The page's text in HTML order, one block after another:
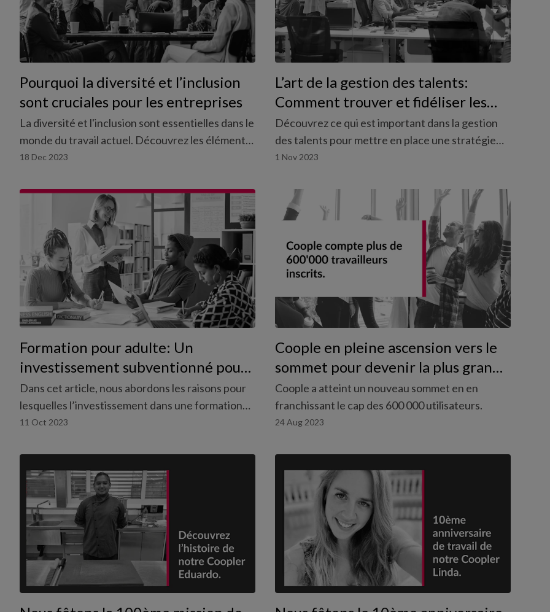
Pourquoi la diversité et l’inclusion
sont cruciales pour les entreprises
La diversité et l'inclusion sont essentielles dans le
monde du travail actuel. Découvrez les éléments
les plus importants à ce sujet.
18 Dec 2023
L’art de la gestion des talents:
Comment trouver et fidéliser les
meilleures employées
Découvrez ce qui est important dans la gestion
des talents pour mettre en place une stratégie
efficace de développement des collaborateurs.
1 Nov 2023
Formation pour adulte: Un
investissement subventionné pour
les travailleurs temporaires.
Dans cet article, nous abordons les raisons pour
lesquelles l’investissement dans une formation
professionnelle pour adulte est si important pour
temporaires bénéficient d’une situation
particulière.
11 Oct 2023
Coople en pleine ascension vers le
sommet pour devenir la plus grande
communauté de travailleurs en
Suisse franchit la barre des 600 000
utilisateurs.
Coople a atteint un nouveau sommet en en
franchissant le cap des 600 000 utilisateurs.
24 Aug 2023